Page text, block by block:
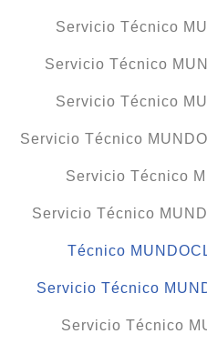
Servicio Técnico
Servicio Técnico
Servicio Técnico
Servicio Técnico
Servicio Técnico
Servicio Técnico
Técnico
Servicio Técnico
Servicio Técnico